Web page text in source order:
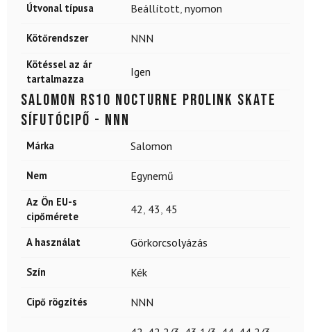
Útvonal típusa Beállított nyomon
Kötőrendszer NNN
Kötéssel az ár
tartalmazza
Igen
SALOMON RS10 Nocturne Prolink skate
sífutócipő - NNN
Márka Salomon
Nem Egynemű
Az Ön EU-s
cipőmérete
42 43 45
A használat Görkorcsolyázás
Szín Kék
Cipő rögzítés NNN